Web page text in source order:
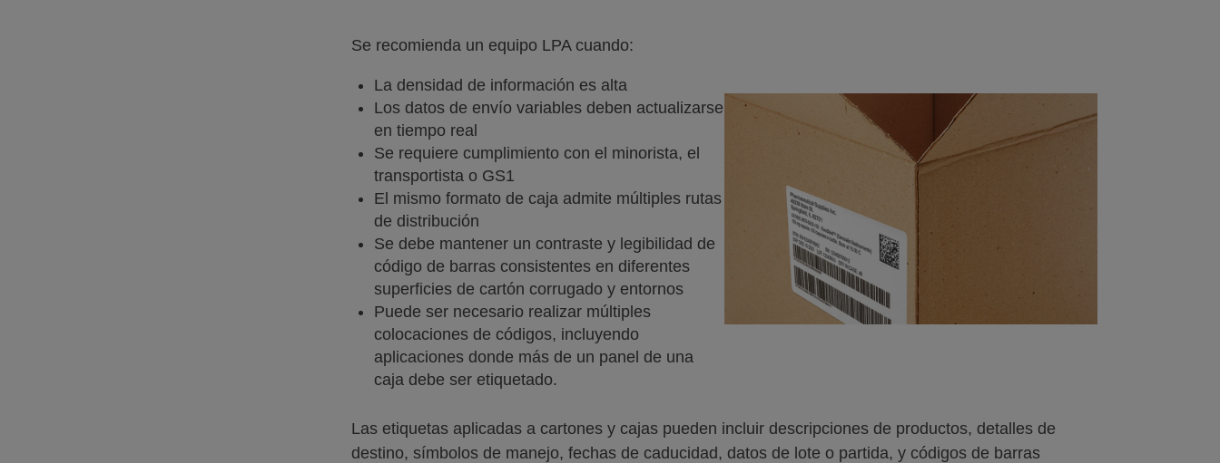
Se recomienda un equipo LPA cuando:
La densidad de información es alta
Los datos de envío variables deben actualizarse
en tiempo real
Se requiere cumplimiento con el minorista, el
transportista o GS1
El mismo formato de caja admite múltiples rutas
de distribución
Se debe mantener un contraste y legibilidad de
código de barras consistentes en diferentes
superficies de cartón corrugado y entornos
Puede ser necesario realizar múltiples
colocaciones de códigos, incluyendo
aplicaciones donde más de un panel de una
caja debe ser etiquetado.
Las etiquetas aplicadas a cartones y cajas pueden incluir descripciones de productos, detalles de
destino, símbolos de manejo, fechas de caducidad, datos de lote o partida, y códigos de barras